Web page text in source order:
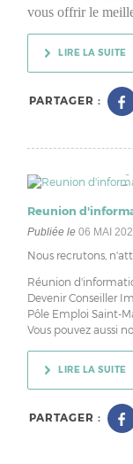
vous offrir le
LIRE LA SUITE
PARTAGER :
Reunion
Publiée le06 MAI
Nous recrutons,
Réunion
Devenir Conseiller
Pôle Emploi Saint-
Vous pouvez aussi
LIRE LA SUITE
PARTAGER :